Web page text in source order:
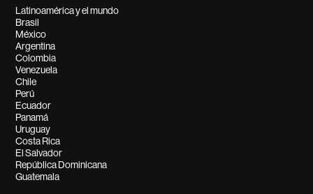
Latinoamérica y el mundo
Brasil
México
Argentina
Colombia
Venezuela
Chile
Perú
Ecuador
Panamá
Uruguay
Costa Rica
El Salvador
República Dominicana
Guatemala